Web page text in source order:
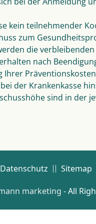
kein teilnehmender
zum
die
nach
Ihrer
der Krankenkasse
sind in der
Datenschutz Sitemap
marketing - All